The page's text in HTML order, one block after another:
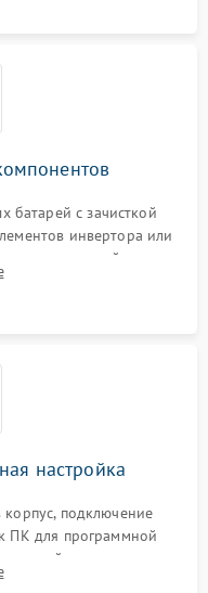
батарей с зачисткой
инвертора или
радиодеталей.
дорожек и
настройка
подключение
ПК для программной
порогов
старения АКБ.